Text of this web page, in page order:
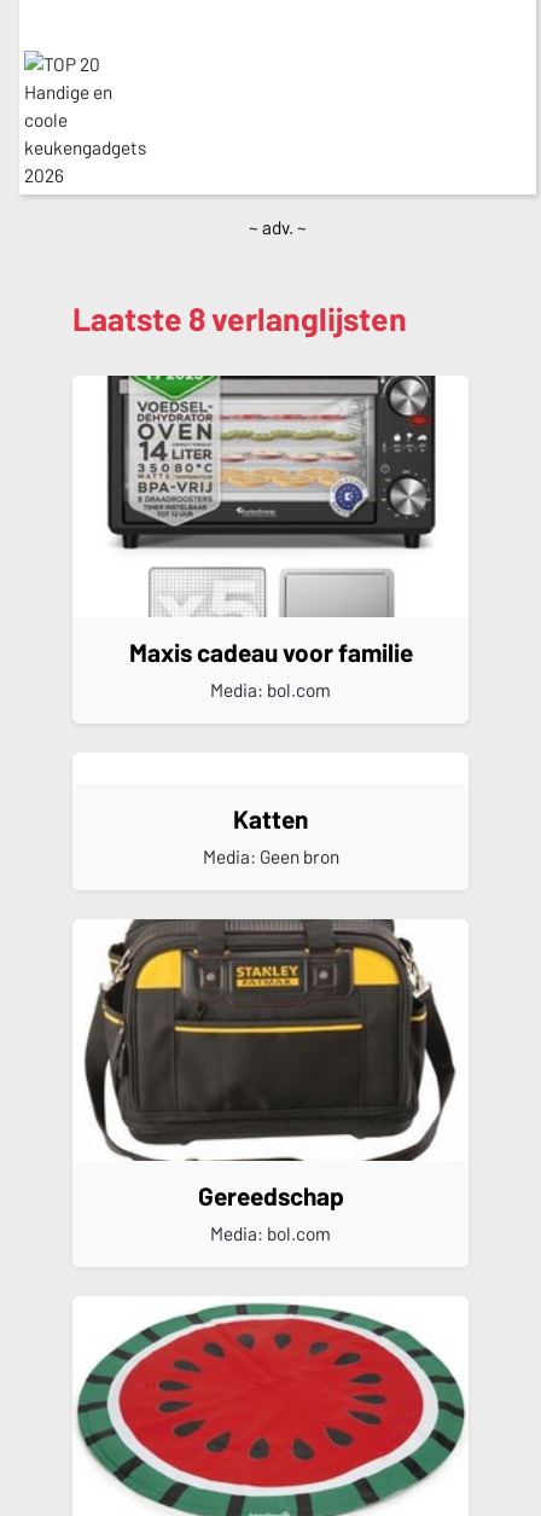
~ adv. ~
Laatste 8 verlanglijsten
Maxis cadeau voor familie
Media: bol.com
Katten
Media: Geen bron
Gereedschap
Media: bol.com